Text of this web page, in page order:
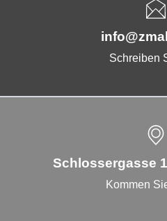
Schreiben
Schlossergasse
Kommen